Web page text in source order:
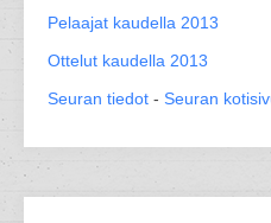
Pelaajat kaudella 2013
Ottelut kaudella 2013
Seuran tiedot - Seuran